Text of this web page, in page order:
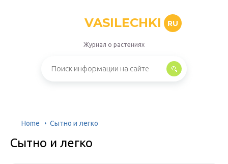
VASILECHKI RU
Журнал о растениях
Home Сытно и легко
Сытно и легко